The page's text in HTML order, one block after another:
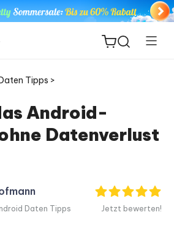
Neu
Tipps >
Android-
Datenverlust
Daten Tipps Jetzt bewerten!